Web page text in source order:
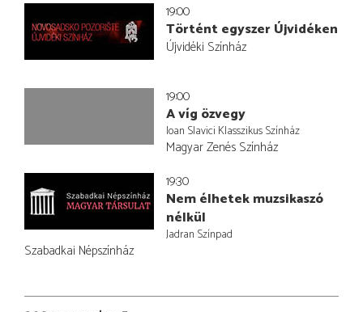
19:00
Történt egyszer Újvidéken
Újvidéki Színház
19:00
A víg özvegy
Ioan Slavici Klasszikus Színház
Magyar Zenés Színház
19:30
Nem élhetek muzsikaszó
nélkül
Jadran Színpad
Szabadkai Népszínház